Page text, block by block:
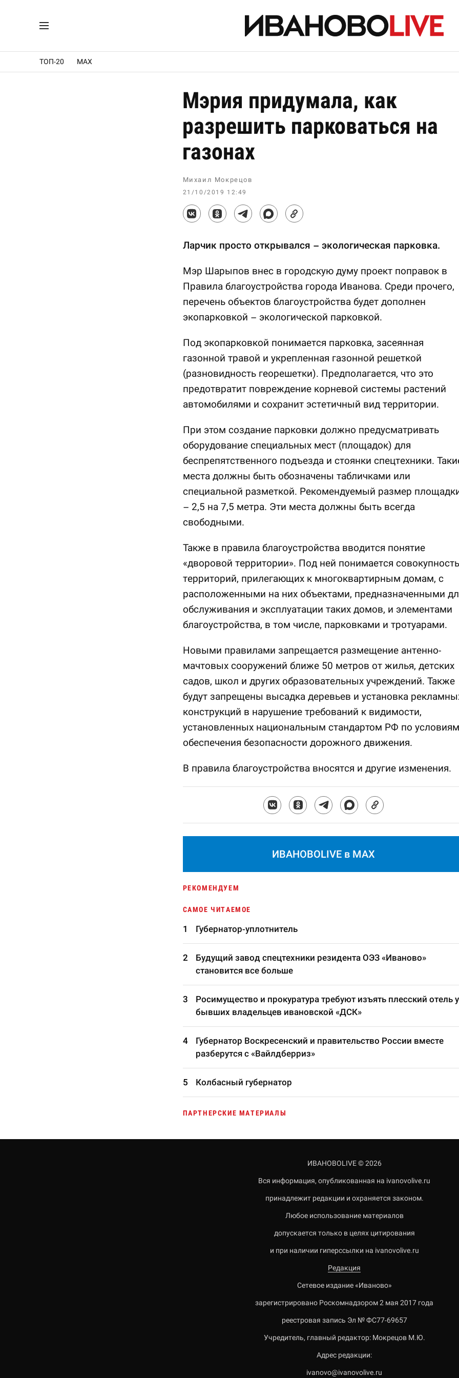
ТОП-20 MAX
Мэрия придумала, как
разрешить парковаться на
газонах
Михаил Мокрецов
21/10/2019 12:49
Ларчик просто открывался – экологическая парковка.
Мэр Шарыпов внес в городскую думу проект поправок в
Правила благоустройства города Иванова. Среди прочего,
перечень объектов благоустройства будет дополнен
экопарковкой – экологической парковкой.
Под экопарковкой понимается парковка, засеянная
газонной травой и укрепленная газонной решеткой
(разновидность георешетки). Предполагается, что это
предотвратит повреждение корневой системы растений
автомобилями и сохранит эстетичный вид территории.
При этом создание парковки должно предусматривать
оборудование специальных мест (площадок) для
беспрепятственного подъезда и стоянки спецтехники.
места должны быть обозначены табличками или
специальной разметкой. Рекомендуемый размер
– 2,5 на 7,5 метра. Эти места должны быть всегда
свободными.
Также в правила благоустройства вводится понятие
«дворовой территории». Под ней понимается совокупность
территорий, прилегающих к многоквартирным домам, с
расположенными на них объектами, предназначенными
обслуживания и эксплуатации таких домов, и элементами
благоустройства, в том числе, парковками и тротуарами.
Новыми правилами запрещается размещение антенно-
мачтовых сооружений ближе 50 метров от жилья, детских
садов, школ и других образовательных учреждений. Также
будут запрещены высадка деревьев и установка
конструкций в нарушение требований к видимости,
установленных национальным стандартом РФ по условиям
обеспечения безопасности дорожного движения.
В правила благоустройства вносятся и другие изменения.
ИВАНОВОLIVE в MAX
РЕКОМЕНДУЕМ
САМОЕ ЧИТАЕМОЕ
Губернатор-уплотнитель
Будущий завод спецтехники резидента ОЭЗ «Иваново»
становится все больше
Росимущество и прокуратура требуют изъять плесский отель у
бывших владельцев ивановской «ДСК»
Губернатор Воскресенский и правительство России вместе
разберутся с «Вайлдберриз»
Колбасный губернатор
ПАРТНЕРСКИЕ МАТЕРИАЛЫ
ИВАНОВОLIVE © 2026
Вся информация, опубликованная на ivanovolive.ru
принадлежит редакции и охраняется законом.
Любое использование материалов
допускается только в целях цитирования
и при наличии гиперссылки на ivanovolive.ru
Редакция
Сетевое издание «Иваново»
зарегистрировано Роскомнадзором 2 мая 2017 года
реестровая запись Эл № ФС77-69657
Учредитель, главный редактор: Мокрецов М.Ю.
Адрес редакции:
ivanovo@ivanovolive.ru